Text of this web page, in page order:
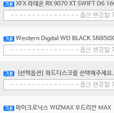
XFX 라데온 RX 9070 XT SWIFT D6
Western Digital WD BLACK
[선택옵션] 하드디스크를 선택해주세요.
마이크로닉스 WIZMAX 우드리안 MAX